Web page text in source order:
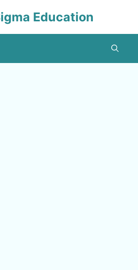
Education